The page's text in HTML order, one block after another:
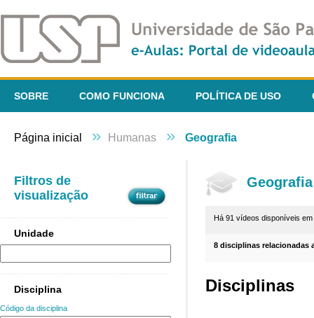
SOBRE COMO FUNCIONA POLÍTICA DE USO
Página inicial » Humanas » Geografia
Filtros de
visualização
Unidade
Disciplina
Código da disciplina
Geografia
Há 91 vídeos disponíveis em
8 disciplinas relacionadas
Disciplinas